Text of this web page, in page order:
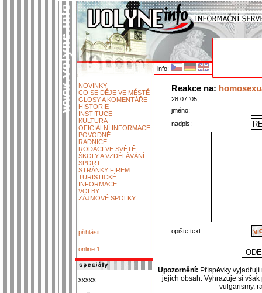
info:
NOVINKY
CO SE DĚJE VE MĚSTĚ
GLOSY A KOMENTÁŘE
HISTORIE
INSTITUCE
KULTURA
OFICIÁLNÍ INFORMACE
POVODNĚ
RADNICE
RODÁCI VE SVĚTĚ
ŠKOLY A VZDĚLÁVÁNÍ
SPORT
STRÁNKY FIREM
TURISTICKÉ
INFORMACE
VOLBY
ZÁJMOVÉ SPOLKY
přihlásit
online:1
xxxxx
Reakce na:
28.07.'05,
jméno:
nadpis:
opište text:
Upozornění: Příspěvky
jejich obsah. Vyhrazuje si
vulgarismy,